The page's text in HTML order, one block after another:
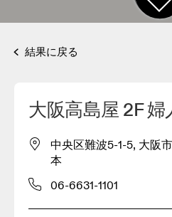
結果に戻る
大阪高島屋 2F 婦
中央区難波5-1-5, 大阪
本
06-6631-1101